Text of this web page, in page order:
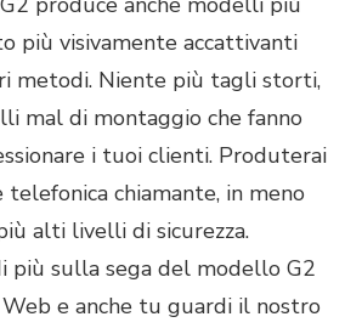
più visivamente accattivanti
metodi. Niente più tagli storti,
mal di montaggio che fanno
i tuoi clienti. Produterai
chiamante, in meno
alti livelli di sicurezza.
più sulla sega del modello G2
e anche tu guardi il nostro